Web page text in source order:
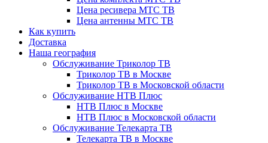
Цена ресивера МТС ТВ
Цена антенны МТС ТВ
Как купить
Доставка
Наша география
Обслуживание Триколор ТВ
Триколор ТВ в Москве
Триколор ТВ в Московской области
Обслуживание НТВ Плюс
НТВ Плюс в Москве
НТВ Плюс в Московской области
Обслуживание Телекарта ТВ
Телекарта ТВ в Москве